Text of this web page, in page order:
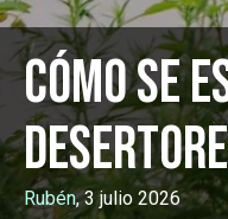
Cómo se
Rubén, 3 julio 2026